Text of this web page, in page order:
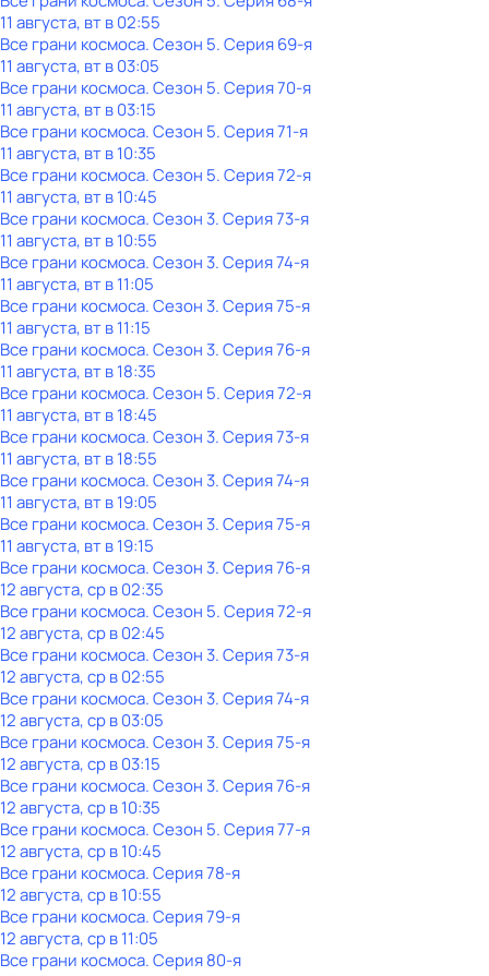
11 августа, вт в 02:55
Все грани космоса. Сезон 5. Серия 69-я
11 августа, вт в 03:05
Все грани космоса. Сезон 5. Серия 70-я
11 августа, вт в 03:15
Все грани космоса. Сезон 5. Серия 71-я
11 августа, вт в 10:35
Все грани космоса. Сезон 5. Серия 72-я
11 августа, вт в 10:45
Все грани космоса. Сезон 3. Серия 73-я
11 августа, вт в 10:55
Все грани космоса. Сезон 3. Серия 74-я
11 августа, вт в 11:05
Все грани космоса. Сезон 3. Серия 75-я
11 августа, вт в 11:15
Все грани космоса. Сезон 3. Серия 76-я
11 августа, вт в 18:35
Все грани космоса. Сезон 5. Серия 72-я
11 августа, вт в 18:45
Все грани космоса. Сезон 3. Серия 73-я
11 августа, вт в 18:55
Все грани космоса. Сезон 3. Серия 74-я
11 августа, вт в 19:05
Все грани космоса. Сезон 3. Серия 75-я
11 августа, вт в 19:15
Все грани космоса. Сезон 3. Серия 76-я
12 августа, ср в 02:35
Все грани космоса. Сезон 5. Серия 72-я
12 августа, ср в 02:45
Все грани космоса. Сезон 3. Серия 73-я
12 августа, ср в 02:55
Все грани космоса. Сезон 3. Серия 74-я
12 августа, ср в 03:05
Все грани космоса. Сезон 3. Серия 75-я
12 августа, ср в 03:15
Все грани космоса. Сезон 3. Серия 76-я
12 августа, ср в 10:35
Все грани космоса. Сезон 5. Серия 77-я
12 августа, ср в 10:45
Все грани космоса. Серия 78-я
12 августа, ср в 10:55
Все грани космоса. Серия 79-я
12 августа, ср в 11:05
Все грани космоса. Серия 80-я